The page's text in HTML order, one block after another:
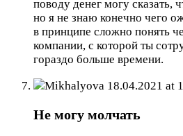
поводу денег могу сказать,
но я не знаю конечно чего
в принципе сложно понять
компании, с которой ты
гораздо больше времени.
Mikhalyova 18.04.2021 at
Не могу молчать